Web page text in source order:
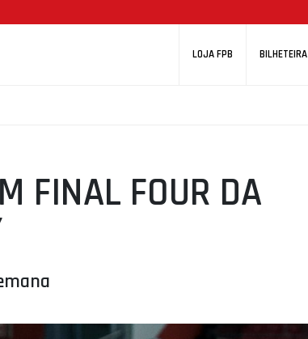
LOJA FPB BILHETEIRA
FINAL FOUR DA